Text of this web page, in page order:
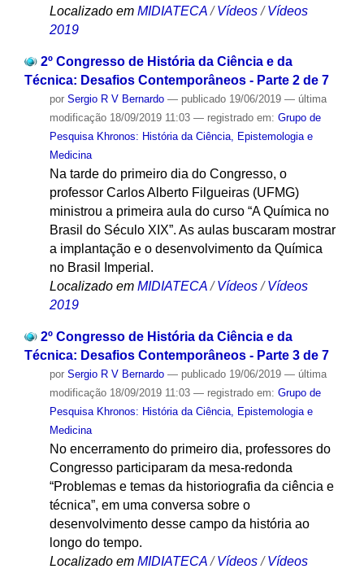
Localizado em MIDIATECA /Vídeos /Vídeos
2019
2º Congresso de História da Ciência e da
Técnica: Desafios Contemporâneos - Parte 2 de 7
por Sergio R V Bernardo — publicado19/06/2019 — última
modificação18/09/2019 11:03 — registrado em: Grupo de
Pesquisa Khronos: História da Ciência, Epistemologia e
Medicina
Na tarde do primeiro dia do Congresso, o
professor Carlos Alberto Filgueiras (UFMG)
ministrou a primeira aula do curso “A Química no
Brasil do Século XIX”. As aulas buscaram mostrar
a implantação e o desenvolvimento da Química
no Brasil Imperial.
Localizado em MIDIATECA /Vídeos /Vídeos
2019
2º Congresso de História da Ciência e da
Técnica: Desafios Contemporâneos - Parte 3 de 7
por Sergio R V Bernardo — publicado19/06/2019 — última
modificação18/09/2019 11:03 — registrado em: Grupo de
Pesquisa Khronos: História da Ciência, Epistemologia e
Medicina
No encerramento do primeiro dia, professores do
Congresso participaram da mesa-redonda
“Problemas e temas da historiografia da ciência e
técnica”, em uma conversa sobre o
desenvolvimento desse campo da história ao
longo do tempo.
Localizado em MIDIATECA /Vídeos /Vídeos